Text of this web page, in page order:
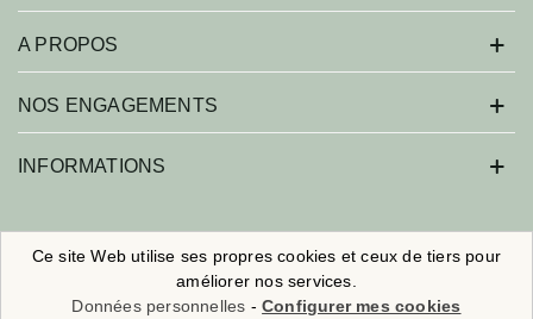
A PROPOS
NOS ENGAGEMENTS
INFORMATIONS
Savonne moi ! - Tous droits réservés.
Agence Web Beforcom- Référencement :
Beforseo
Ce site Web utilise ses propres cookies et ceux de tiers pour
améliorer nos services.
Données personnelles -Configurer mes cookies